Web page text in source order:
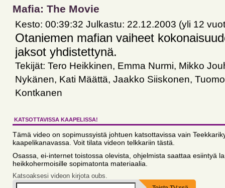
Mafia: The Movie
Kesto: 00:39:32 Julkastu: 22.12.2003 (yli 12
Otaniemen mafian vaiheet
jaksot yhdistettynä.
Tekijät: Tero Heikkinen, Emma Nurmi, Mikko
Nykänen, Kati Määttä, Jaakko Siiskonen,
Kontkanen
KATSOTTAVISSA KAAPELISSA!
Tämä video on sopimussyistä johtuen katsottavissa vain
kaapelikanavassa. Voit tilata videon telkkariin tästä.
Osassa, ei-internet toistossa olevista, ohjelmista saattaa esiintyä
heikkohermoisille sopimatonta materiaalia.
Katsoaksesi videon kirjota oubs.